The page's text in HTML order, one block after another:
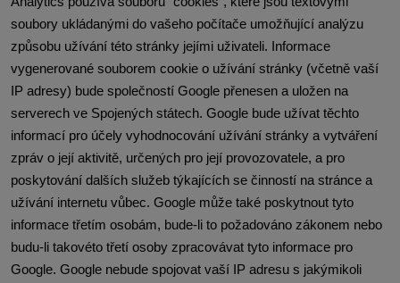
soubory ukládanými do vašeho počítače umožňující analýzu
způsobu užívání této stránky jejími uživateli. Informace
vygenerované souborem cookie o užívání stránky (včetně vaší
IP adresy) bude společností Google přenesen a uložen na
serverech ve Spojených státech. Google bude užívat těchto
informací pro účely vyhodnocování užívání stránky a vytváření
zpráv o její aktivitě, určených pro její provozovatele, a pro
poskytování dalších služeb týkajících se činností na stránce a
užívání internetu vůbec. Google může také poskytnout tyto
informace třetím osobám, bude-li to požadováno zákonem nebo
budu-li takovéto třetí osoby zpracovávat tyto informace pro
Google. Google nebude spojovat vaší IP adresu s jakýmikoli